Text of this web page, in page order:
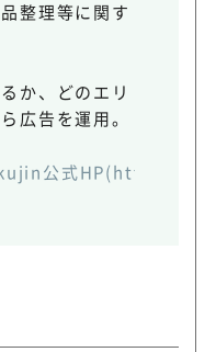
整理等に関す
か、どのエリ
広告を運用。
公式HP(https://